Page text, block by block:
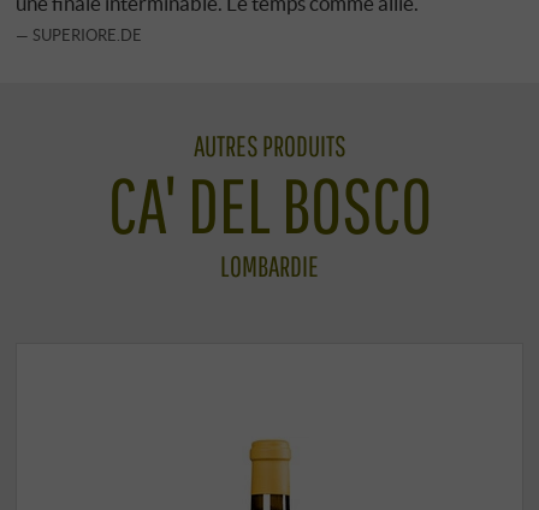
SUPERIORE.DE
AUTRES PRODUITS
CA' DEL BOSCO
LOMBARDIE